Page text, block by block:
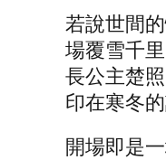
若說世間
場覆雪千
長公主楚
印在寒冬
開場即是